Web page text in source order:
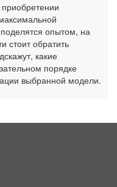
приобретении
опытом, на
стоит обратить
какие
порядке
выбранной модели.